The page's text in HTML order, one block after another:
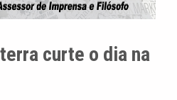
curte o dia na